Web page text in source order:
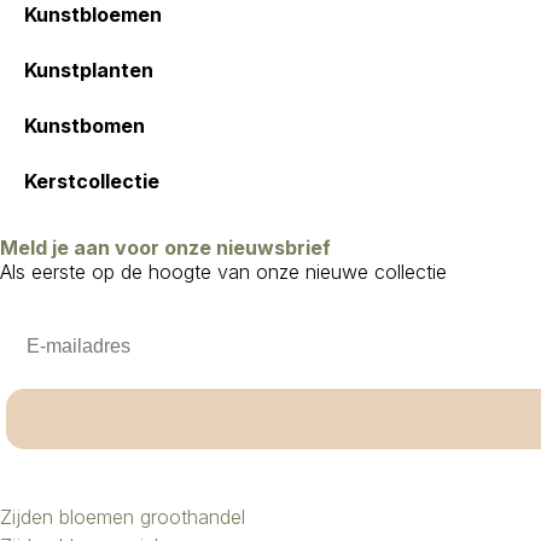
Kunstbloemen
Kunstplanten
Kunstbomen
Kerstcollectie
Meld je aan voor onze nieuwsbrief
Als eerste op de hoogte van onze nieuwe collectie
Zijden bloemen groothandel